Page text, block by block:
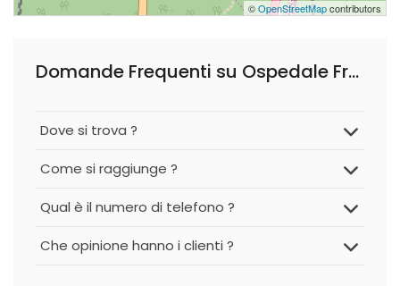
©OpenStreetMapcontributors
Domande Frequenti su Ospedale Frugone
Dove si trova ?
Come si raggiunge ?
Qual è il numero di telefono ?
Che opinione hanno i clienti ?